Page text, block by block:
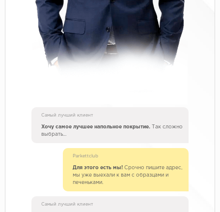
Самый лучший клиент
Хочу самое лучшее напольное покрытие. Так сложно
выбрать…
Parkettclub
Для этого есть мы! Срочно пишите адрес,
мы уже выехали к вам с образцами и
печеньками.
Самый лучший клиент